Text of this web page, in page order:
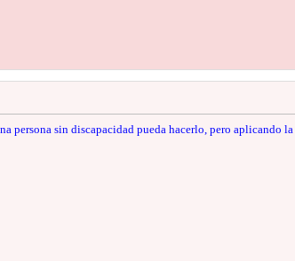
persona sin discapacidad pueda hacerlo, pero aplicando